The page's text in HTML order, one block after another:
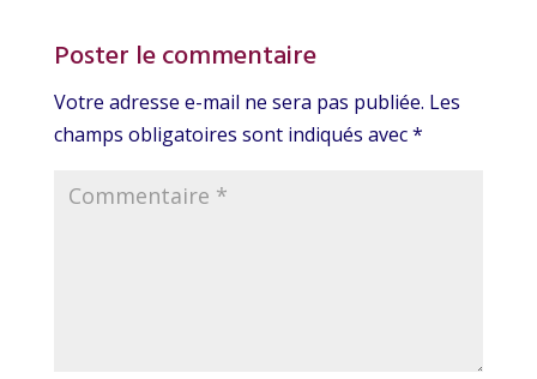
Poster le commentaire
Votre adresse e-mail ne sera pas publiée. Les
champs obligatoires sont indiqués avec*